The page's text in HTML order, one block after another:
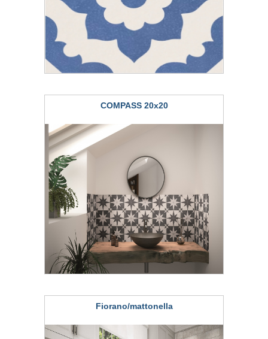
COMPASS 20x20
Fiorano/mattonella